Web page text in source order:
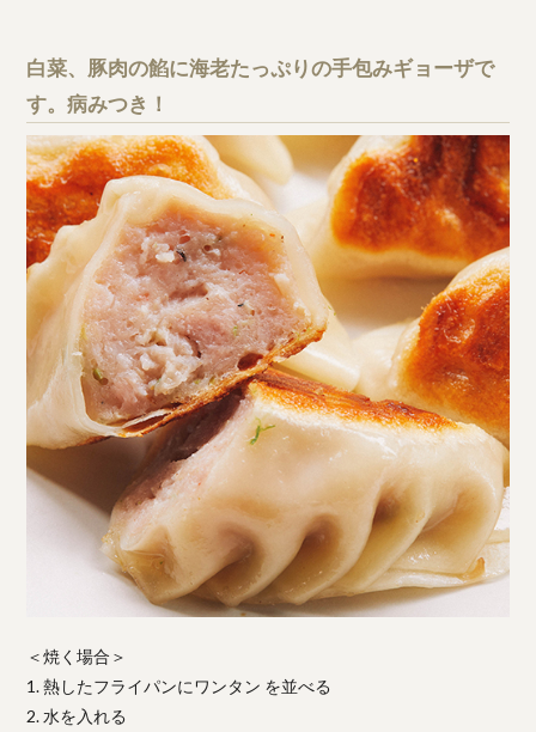
白菜、豚肉の餡に海老たっぷりの手包みギョーザで
す。病みつき！
＜焼く場合＞
1. 熱したフライパンにワンタン を並べる
2. 水を入れる